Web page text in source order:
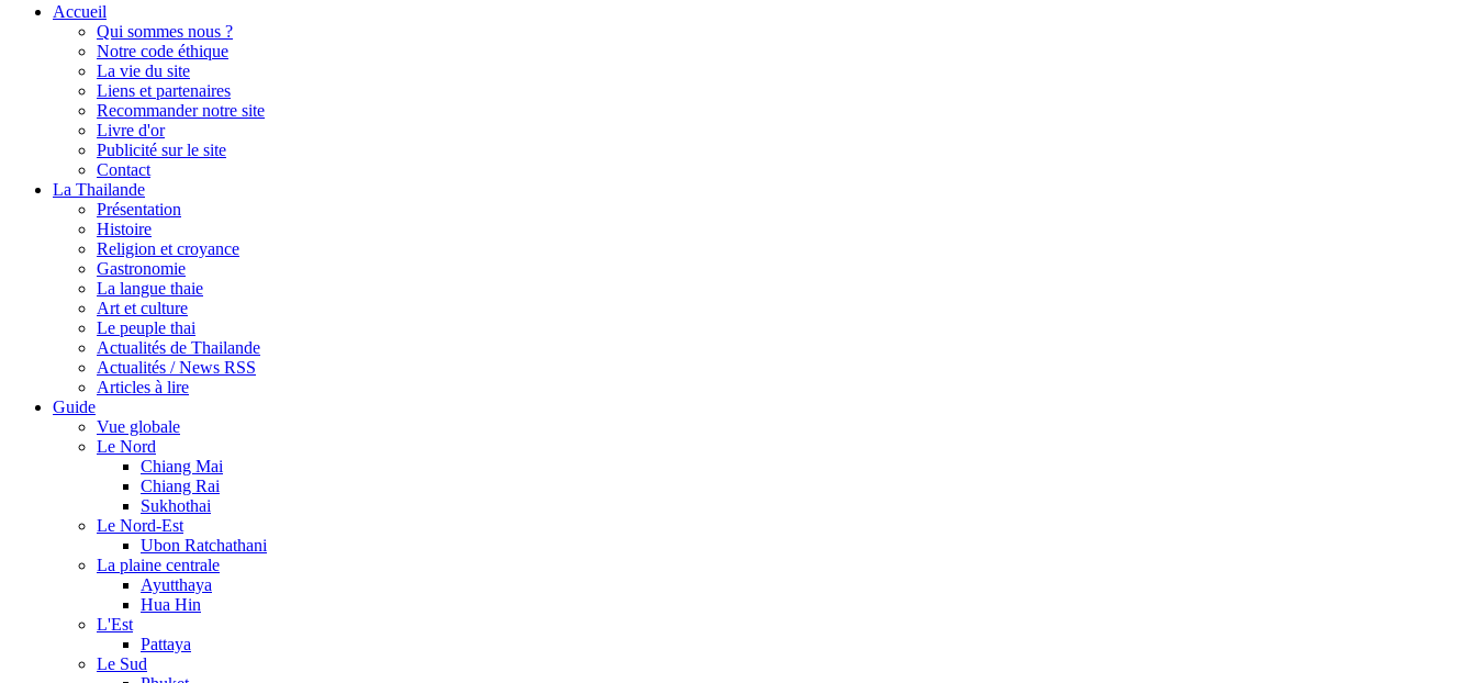
Accueil
Qui sommes nous ?
Notre code éthique
La vie du site
Liens et partenaires
Recommander notre site
Livre d'or
Publicité sur le site
Contact
La Thailande
Présentation
Histoire
Religion et croyance
Gastronomie
La langue thaie
Art et culture
Le peuple thai
Actualités de Thailande
Actualités / News RSS
Articles à lire
Guide
Vue globale
Le Nord
Chiang Mai
Chiang Rai
Sukhothai
Le Nord-Est
Ubon Ratchathani
La plaine centrale
Ayutthaya
Hua Hin
L'Est
Pattaya
Le Sud